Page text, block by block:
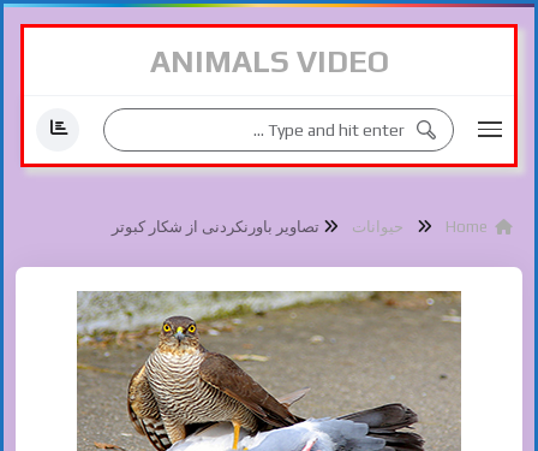
ANIMALS VIDEO
حیوانات تصاویر باورنکردنی از شکار کبوتر